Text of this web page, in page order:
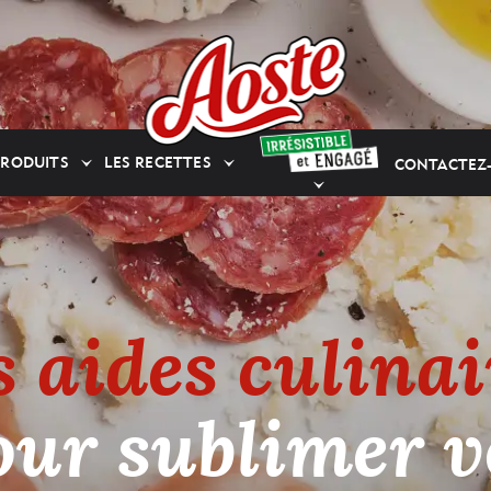
LES RECETTES
aides
sublimer